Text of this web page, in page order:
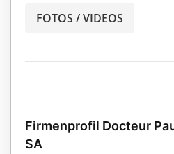
FOTOS / VIDEOS
Firmenprofil Docteur
SA